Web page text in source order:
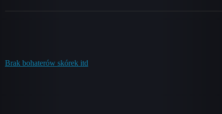
Brak bohaterów skórek itd